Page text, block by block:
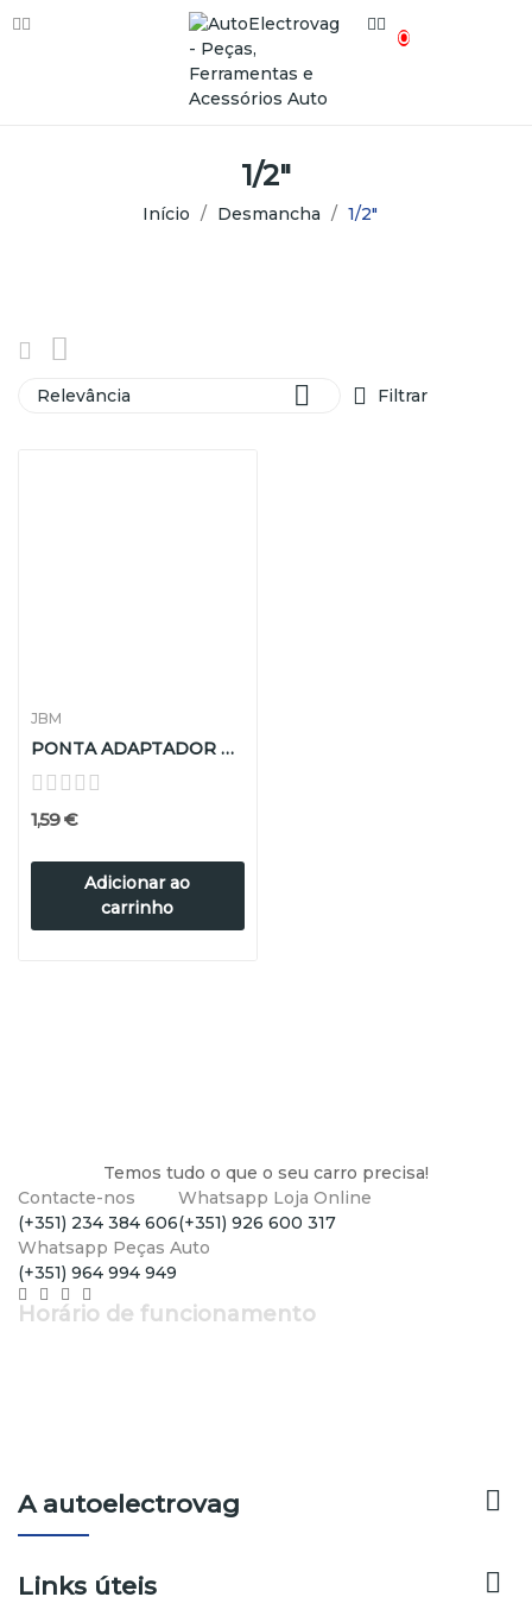
0
1/2"
Início Desmancha 1/2"
Relevância  Filtrar
JBM
PONTA ADAPTADOR DE CHAVES (TX) T20
1,59 €
Adicionar ao
carrinho
Temos tudo o que o seu carro precisa!
Contacte-nos
(+351) 234 384 606
Whatsapp Loja Online
(+351) 926 600 317
Whatsapp Peças Auto
(+351) 964 994 949
Horário de funcionamento
A autoelectrovag 
Links úteis 